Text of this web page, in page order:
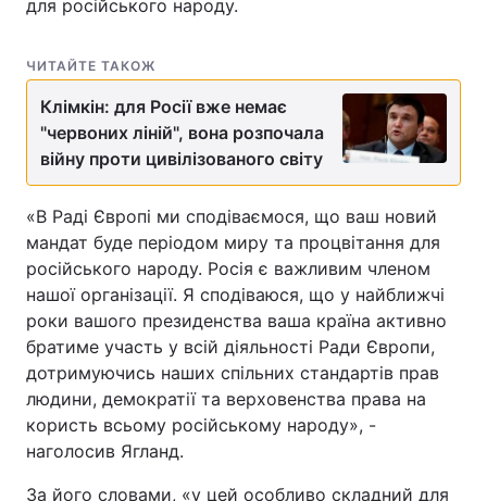
для російського народу.
ЧИТАЙТЕ ТАКОЖ
Клімкін: для Росії вже немає
"червоних ліній", вона розпочала
війну проти цивілізованого світу
«В Раді Європі ми сподіваємося, що ваш новий
мандат буде періодом миру та процвітання для
російського народу. Росія є важливим членом
нашої організації. Я сподіваюся, що у найближчі
роки вашого президенства ваша країна активно
братиме участь у всій діяльності Ради Європи,
дотримуючись наших спільних стандартів прав
людини, демократії та верховенства права на
користь всьому російському народу», -
наголосив Ягланд.
За його словами, «у цей особливо складний для